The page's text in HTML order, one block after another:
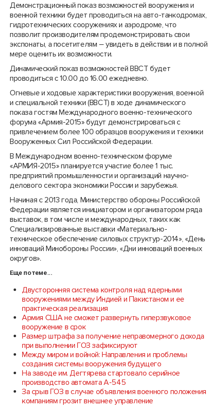
Демонстрационный показ возможностей вооружения и
военной техники будет проводиться на авто-танкодромах,
гидротехнических сооружениях и аэродроме, что
позволит производителям продемонстрировать свои
экспонаты, а посетителям – увидеть в действии и в полной
мере оценить их возможности.
Динамический показ возможностей ВВСТ будет
проводиться с 10.00 до 16.00 ежедневно.
Огневые и ходовые характеристики вооружения, военной
и специальной техники (ВВСТ) в ходе динамического
показа гостям Международного военно-технического
форума «Армия-2015» будут демонстрироваться с
привлечением более 100 образцов вооружения и техники
Вооруженных Сил Российской Федерации.
В Международном военно-техническом форуме
«АРМИЯ-2015» планируется участие более 1 тыс.
предприятий промышленности и организаций научно-
делового сектора экономики России и зарубежья.
Начиная с 2013 года, Министерство обороны Российской
Федерации является инициатором и организатором ряда
выставок, в том числе и международных, таких как
Специализированные выставки «Материально-
техническое обеспечение силовых структур-2014», «День
инноваций Минобороны России», «Дни инноваций военных
округов».
Еще по теме...
Двусторонняя система контроля над ядерными
вооружениями между Индией и Пакистаном и ее
практическая реализация
Армия США не сможет развернуть гиперзвуковое
вооружение в срок
Размер штрафа за получение неправомерного дохода
при выполнении ГОЗ зафиксируют
Между миром и войной: Направления и проблемы
создания системы вооружения будущего
На заводе им. Дегтярева стартовало серийное
производство автомата А-545
За срыв ГОЗ в случае объявления военного положения
компаниям грозит внешнее управление